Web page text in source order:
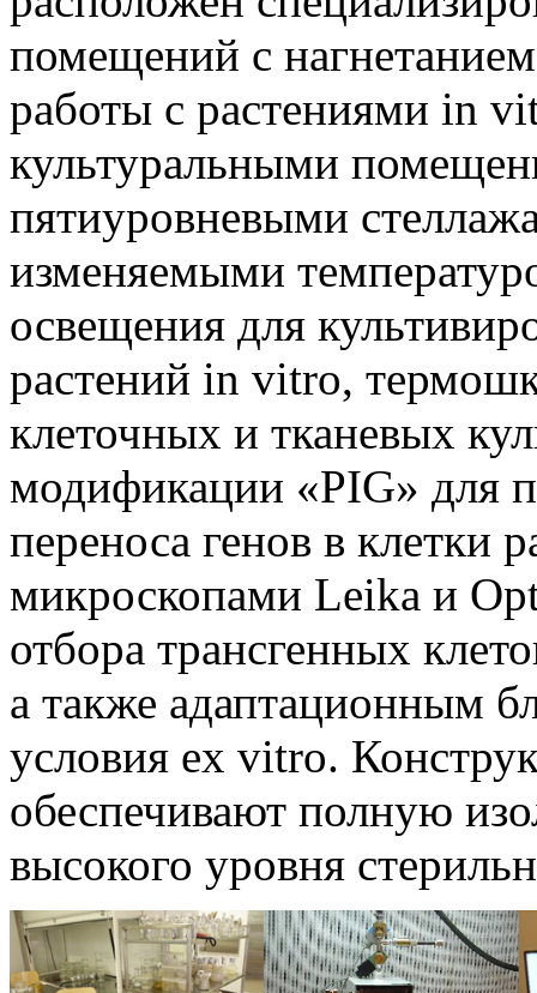
помещений с
работы с растениями in
культуральными
пятиуровневыми
изменяемыми
освещения для
растений in vitro,
клеточных и тканевых
модификации «PIG» для
переноса генов в клетки
микроскопами Leika и
отбора трансгенных
а также адаптационным
условия ex vitro.
обеспечивают полную
высокого уровня